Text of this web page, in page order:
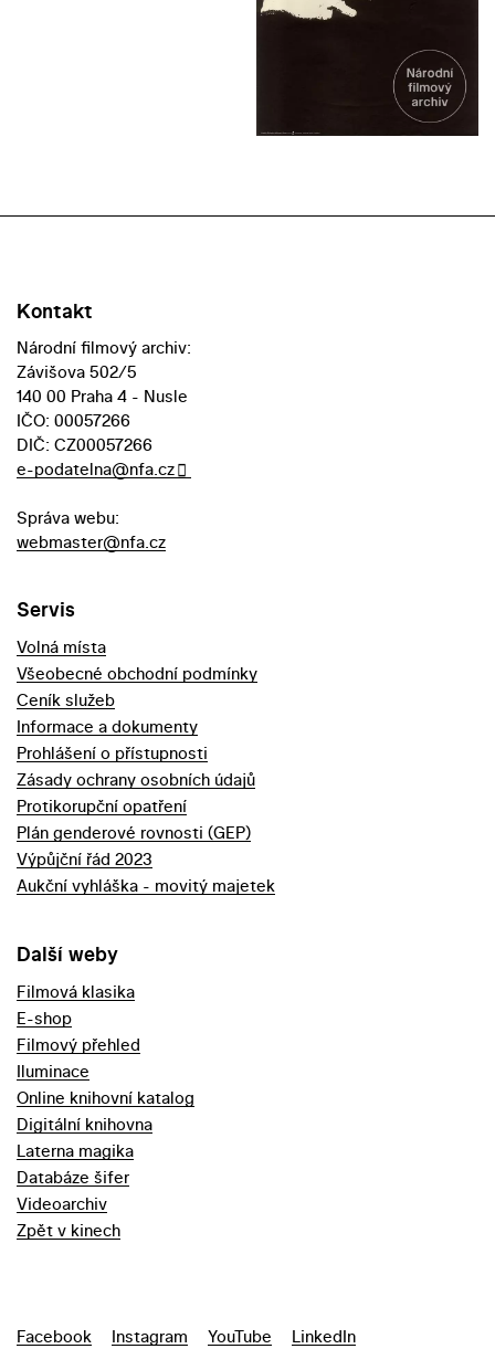
Kontakt
Národní filmový archiv:
Závišova 502/5
140 00 Praha 4 - Nusle
IČO: 00057266
DIČ: CZ00057266
e-podatelna@nfa.cz
Správa webu:
webmaster@nfa.cz
Servis
Volná místa
Všeobecné obchodní podmínky
Ceník služeb
Informace a dokumenty
Prohlášení o přístupnosti
Zásady ochrany osobních údajů
Protikorupční opatření
Plán genderové rovnosti (GEP)
Výpůjční řád 2023
Aukční vyhláška - movitý majetek
Další weby
Filmová klasika
E-shop
Filmový přehled
Iluminace
Online knihovní katalog
Digitální knihovna
Laterna magika
Databáze šifer
Videoarchiv
Zpět v kinech
Facebook Instagram YouTube LinkedIn